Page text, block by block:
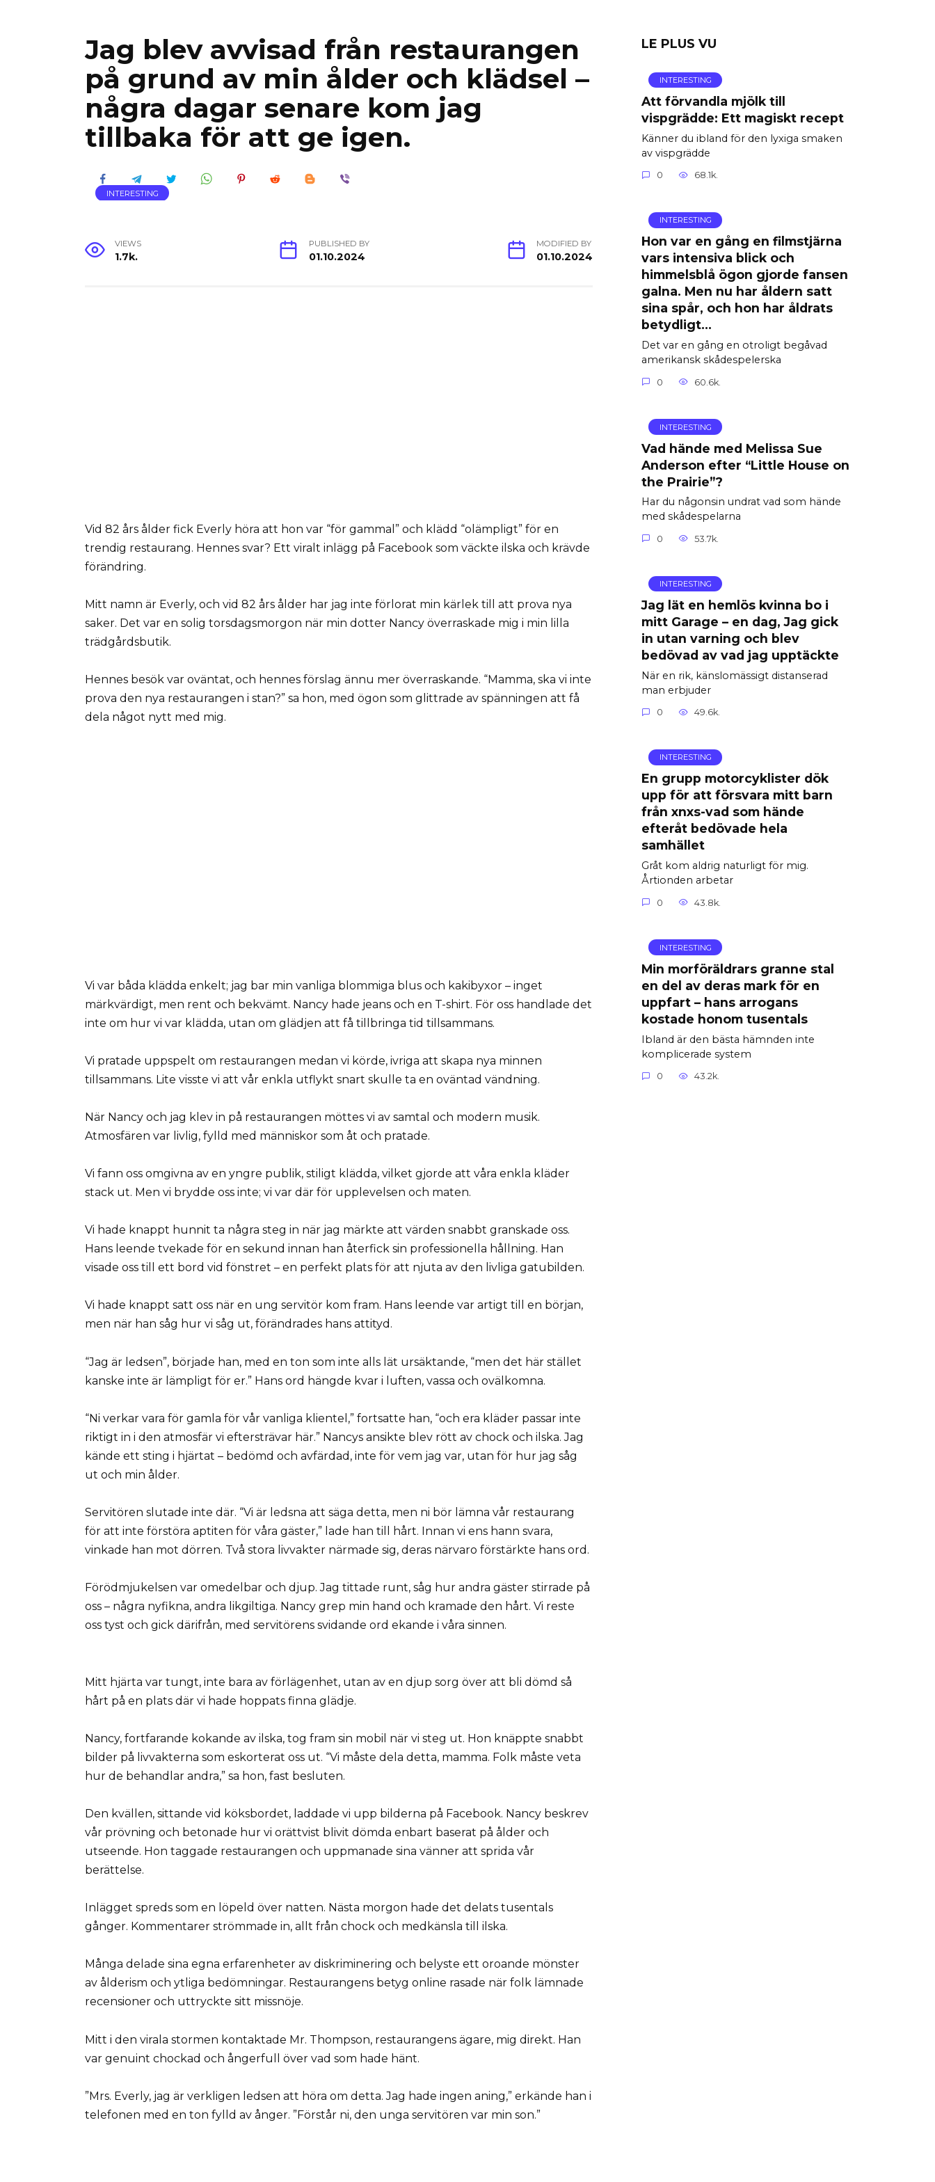
Jag blev avvisad från restaurangen
på grund av min ålder och klädsel –
några dagar senare kom jag
tillbaka för att ge igen.
INTERESTING
VIEWS
1.7k.
PUBLISHED BY
01.10.2024
MODIFIED BY
01.10.2024
Vid 82 års ålder fick Everly höra att hon var “för gammal” och klädd “olämpligt” för en
trendig restaurang. Hennes svar? Ett viralt inlägg på Facebook som väckte ilska och krävde
förändring.
Mitt namn är Everly, och vid 82 års ålder har jag inte förlorat min kärlek till att prova nya
saker. Det var en solig torsdagsmorgon när min dotter Nancy överraskade mig i min lilla
trädgårdsbutik.
Hennes besök var oväntat, och hennes förslag ännu mer överraskande. “Mamma, ska vi inte
prova den nya restaurangen i stan?” sa hon, med ögon som glittrade av spänningen att få
dela något nytt med mig.
Vi var båda klädda enkelt; jag bar min vanliga blommiga blus och kakibyxor – inget
märkvärdigt, men rent och bekvämt. Nancy hade jeans och en T-shirt. För oss handlade det
inte om hur vi var klädda, utan om glädjen att få tillbringa tid tillsammans.
Vi pratade uppspelt om restaurangen medan vi körde, ivriga att skapa nya minnen
tillsammans. Lite visste vi att vår enkla utflykt snart skulle ta en oväntad vändning.
När Nancy och jag klev in på restaurangen möttes vi av samtal och modern musik.
Atmosfären var livlig, fylld med människor som åt och pratade.
Vi fann oss omgivna av en yngre publik, stiligt klädda, vilket gjorde att våra enkla kläder
stack ut. Men vi brydde oss inte; vi var där för upplevelsen och maten.
Vi hade knappt hunnit ta några steg in när jag märkte att värden snabbt granskade oss.
Hans leende tvekade för en sekund innan han återfick sin professionella hållning. Han
visade oss till ett bord vid fönstret – en perfekt plats för att njuta av den livliga gatubilden.
Vi hade knappt satt oss när en ung servitör kom fram. Hans leende var artigt till en början,
men när han såg hur vi såg ut, förändrades hans attityd.
“Jag är ledsen”, började han, med en ton som inte alls lät ursäktande, “men det här stället
kanske inte är lämpligt för er.” Hans ord hängde kvar i luften, vassa och ovälkomna.
“Ni verkar vara för gamla för vår vanliga klientel,” fortsatte han, “och era kläder passar inte
riktigt in i den atmosfär vi eftersträvar här.” Nancys ansikte blev rött av chock och ilska. Jag
kände ett sting i hjärtat – bedömd och avfärdad, inte för vem jag var, utan för hur jag såg
ut och min ålder.
Servitören slutade inte där. “Vi är ledsna att säga detta, men ni bör lämna vår restaurang
för att inte förstöra aptiten för våra gäster,” lade han till hårt. Innan vi ens hann svara,
vinkade han mot dörren. Två stora livvakter närmade sig, deras närvaro förstärkte hans ord.
Förödmjukelsen var omedelbar och djup. Jag tittade runt, såg hur andra gäster stirrade på
oss – några nyfikna, andra likgiltiga. Nancy grep min hand och kramade den hårt. Vi reste
oss tyst och gick därifrån, med servitörens svidande ord ekande i våra sinnen.
Mitt hjärta var tungt, inte bara av förlägenhet, utan av en djup sorg över att bli dömd så
hårt på en plats där vi hade hoppats finna glädje.
Nancy, fortfarande kokande av ilska, tog fram sin mobil när vi steg ut. Hon knäppte snabbt
bilder på livvakterna som eskorterat oss ut. “Vi måste dela detta, mamma. Folk måste veta
hur de behandlar andra,” sa hon, fast besluten.
Den kvällen, sittande vid köksbordet, laddade vi upp bilderna på Facebook. Nancy beskrev
vår prövning och betonade hur vi orättvist blivit dömda enbart baserat på ålder och
utseende. Hon taggade restaurangen och uppmanade sina vänner att sprida vår
berättelse.
Inlägget spreds som en löpeld över natten. Nästa morgon hade det delats tusentals
gånger. Kommentarer strömmade in, allt från chock och medkänsla till ilska.
Många delade sina egna erfarenheter av diskriminering och belyste ett oroande mönster
av ålderism och ytliga bedömningar. Restaurangens betyg online rasade när folk lämnade
recensioner och uttryckte sitt missnöje.
Mitt i den virala stormen kontaktade Mr. Thompson, restaurangens ägare, mig direkt. Han
var genuint chockad och ångerfull över vad som hade hänt.
”Mrs. Everly, jag är verkligen ledsen att höra om detta. Jag hade ingen aning,” erkände han i
telefonen med en ton fylld av ånger. ”Förstår ni, den unga servitören var min son.”
LE PLUS VU
INTERESTING
Att förvandla mjölk till
vispgrädde: Ett magiskt recept
Känner du ibland för den lyxiga smaken
av vispgrädde
0 68.1k.
INTERESTING
Hon var en gång en filmstjärna
vars intensiva blick och
himmelsblå ögon gjorde fansen
galna. Men nu har åldern satt
sina spår, och hon har åldrats
betydligt…
Det var en gång en otroligt begåvad
amerikansk skådespelerska
0 60.6k.
INTERESTING
Vad hände med Melissa Sue
Anderson efter “Little House on
the Prairie”?
Har du någonsin undrat vad som hände
med skådespelarna
0 53.7k.
INTERESTING
Jag lät en hemlös kvinna bo i
mitt Garage – en dag, Jag gick
in utan varning och blev
bedövad av vad jag upptäckte
När en rik, känslomässigt distanserad
man erbjuder
0 49.6k.
INTERESTING
En grupp motorcyklister dök
upp för att försvara mitt barn
från xnxs-vad som hände
efteråt bedövade hela
samhället
Gråt kom aldrig naturligt för mig.
Årtionden arbetar
0 43.8k.
INTERESTING
Min morföräldrars granne stal
en del av deras mark för en
uppfart – hans arrogans
kostade honom tusentals
Ibland är den bästa hämnden inte
komplicerade system
0 43.2k.